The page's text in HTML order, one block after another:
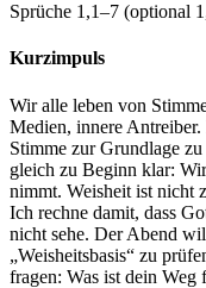
Sprüche 1,1–7 (optional
Kurzimpuls
Wir alle leben von
Medien, innere
Stimme zur Grundlage
gleich zu Beginn klar:
nimmt. Weisheit ist nicht
Ich rechne damit, dass
nicht sehe. Der Abend
„Weisheitsbasis“ zu
fragen: Was ist dein Weg